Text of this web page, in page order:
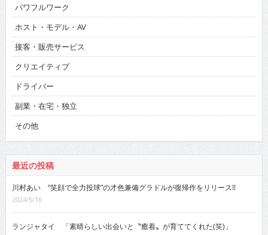
パワフルワーク
ホスト・モデル・AV
接客・販売サービス
クリエイティブ
ドライバー
副業・在宅・独立
その他
最近の投稿
川村あい “笑顔で全力投球”の才色兼備グラドルが復帰作をリリース!!
2024/5/16
ランジャタイ 「素晴らしい出会いと〝癒着〟が育ててくれた(笑)」